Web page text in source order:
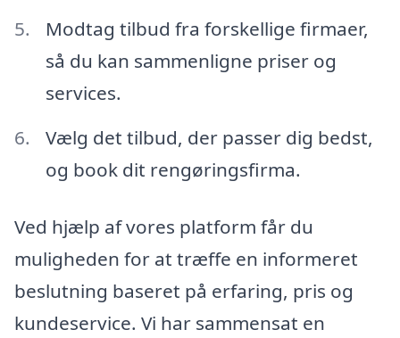
Modtag tilbud fra forskellige firmaer,
så du kan sammenligne priser og
services.
Vælg det tilbud, der passer dig bedst,
og book dit rengøringsfirma.
Ved hjælp af vores platform får du
muligheden for at træffe en informeret
beslutning baseret på erfaring, pris og
kundeservice. Vi har sammensat en